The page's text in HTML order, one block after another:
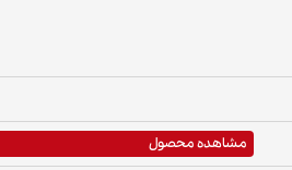
مشاهده محصول